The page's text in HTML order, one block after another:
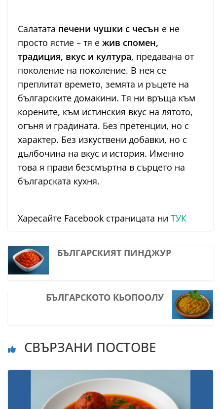
Салатата печени чушки с чесън е не
просто ястие – тя е жив спомен,
традиция, вкус и култура, предавана от
поколение на поколение. В нея се
преплитат времето, земята и ръцете на
българските домакини. Тя ни връща към
корените, към истинския вкус на лятото,
огъня и градината. Без претенции, но с
характер. Без изкуствени добавки, но с
дълбочина на вкус и история. Именно
това я прави безсмъртна в сърцето на
българската кухня.
Харесайте Facebook страницата ни ТУК
БЪЛГАРСКИЯТ ПИНДЖУР
БЪЛГАРСКОТО КЬОПООЛУ
СВЪРЗАНИ ПОСТОВЕ